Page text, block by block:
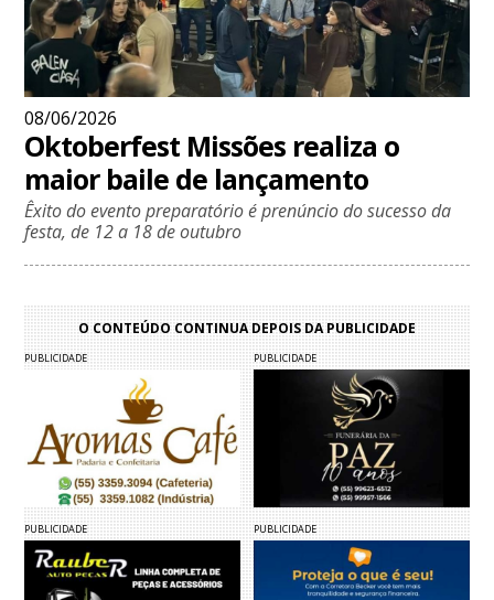
08/06/2026
Oktoberfest Missões realiza o
maior baile de lançamento
Êxito do evento preparatório é prenúncio do sucesso da
festa, de 12 a 18 de outubro
O CONTEÚDO CONTINUA DEPOIS DA PUBLICIDADE
PUBLICIDADE PUBLICIDADE
PUBLICIDADE PUBLICIDADE